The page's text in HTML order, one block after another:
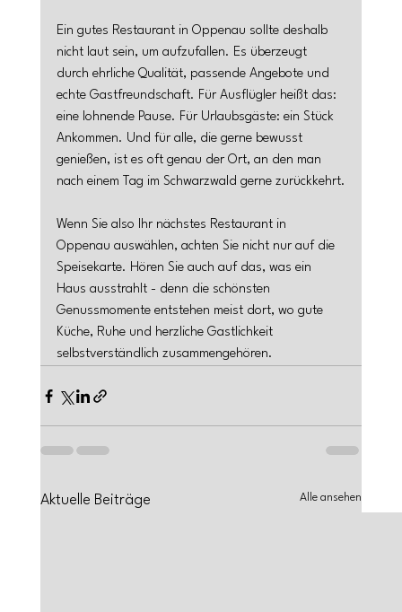
Ein gutes Restaurant in Oppenau sollte deshalb
nicht laut sein, um aufzufallen. Es überzeugt
durch ehrliche Qualität, passende Angebote und
echte Gastfreundschaft. Für Ausflügler heißt das:
eine lohnende Pause. Für Urlaubsgäste: ein Stück
Ankommen. Und für alle, die gerne bewusst
genießen, ist es oft genau der Ort, an den man
nach einem Tag im Schwarzwald gerne zurückkehrt.
Wenn Sie also Ihr nächstes Restaurant in
Oppenau auswählen, achten Sie nicht nur auf die
Speisekarte. Hören Sie auch auf das, was ein
Haus ausstrahlt - denn die schönsten
Genussmomente entstehen meist dort, wo gute
Küche, Ruhe und herzliche Gastlichkeit
selbstverständlich zusammengehören.
Aktuelle Beiträge Alle ansehen